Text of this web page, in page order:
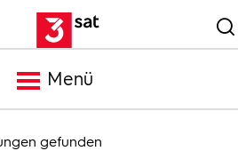
Menü
Meldungen
gefunden